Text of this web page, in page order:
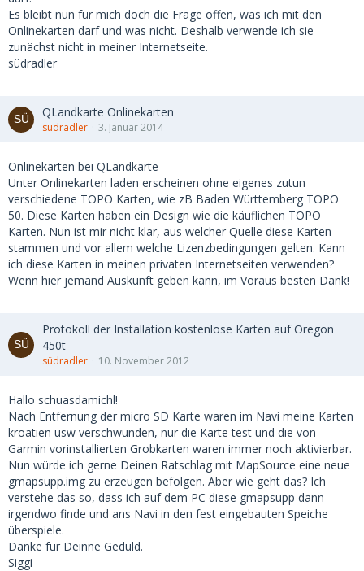
Es bleibt nun für mich doch die Frage offen, was ich mit den
Onlinekarten darf und was nicht. Deshalb verwende ich sie
zunächst nicht in meiner Internetseite.
südradler
QLandkarte Onlinekarten
südradler 3. Januar 2014
Onlinekarten bei QLandkarte
Unter Onlinekarten laden erscheinen ohne eigenes zutun
verschiedene TOPO Karten, wie zB Baden Württemberg TOPO
50. Diese Karten haben ein Design wie die käuflichen TOPO
Karten. Nun ist mir nicht klar, aus welcher Quelle diese Karten
stammen und vor allem welche Lizenzbedingungen gelten. Kann
ich diese Karten in meinen privaten Internetseiten verwenden?
Wenn hier jemand Auskunft geben kann, im Voraus besten Dank!
Protokoll der Installation kostenlose Karten auf Oregon
450t
südradler 10. November 2012
Hallo schuasdamichl!
Nach Entfernung der micro SD Karte waren im Navi meine Karten
kroatien usw verschwunden, nur die Karte test und die von
Garmin vorinstallierten Grobkarten waren immer noch aktivierbar.
Nun würde ich gerne Deinen Ratschlag mit MapSource eine neue
gmapsupp.img zu erzeugen befolgen. Aber wie geht das? Ich
verstehe das so, dass ich auf dem PC diese gmapsupp dann
irgendwo finde und ans Navi in den fest eingebauten Speiche
überspiele.
Danke für Deinne Geduld.
Siggi